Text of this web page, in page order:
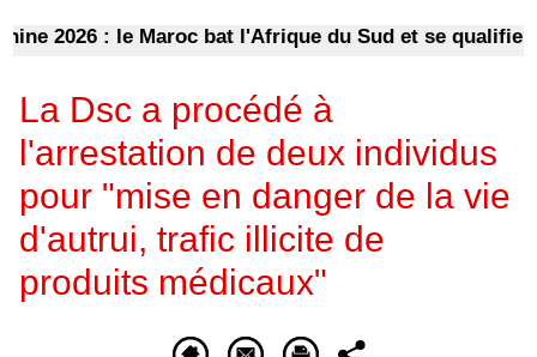
2026 : le Maroc bat l'Afrique du Sud et se qualifie pour
La Dsc a procédé à
l'arrestation de deux individus
pour "mise en danger de la vie
d'autrui, trafic illicite de
produits médicaux"